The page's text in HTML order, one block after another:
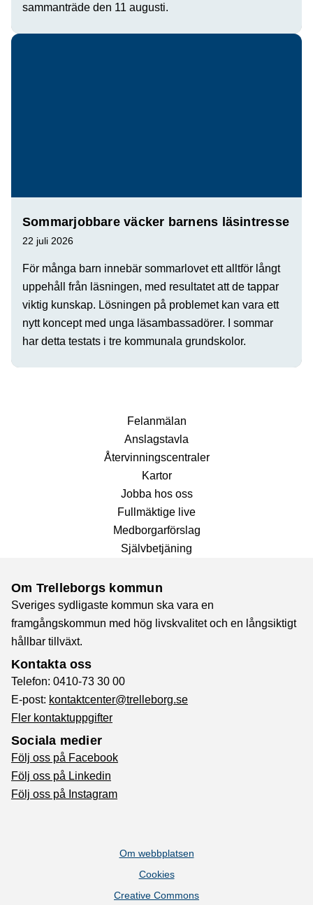
sammanträde den 11 augusti.
Sommarjobbare väcker barnens läsintresse
22 juli 2026
För många barn innebär sommarlovet ett alltför långt
uppehåll från läsningen, med resultatet att de tappar
viktig kunskap. Lösningen på problemet kan vara ett
nytt koncept med unga läsambassadörer. I sommar
har detta testats i tre kommunala grundskolor.
Fel­anmälan
Anslags­tavla
Återvinnings­centraler
Kartor
Jobba hos oss
Fullmäktige live
Medborgarförslag
Självbetjäning
Om Trelleborgs kommun
Sveriges sydligaste kommun ska vara en
framgångskommun med hög livskvalitet och en långsiktigt
hållbar tillväxt.
Kontakta oss
Telefon: 0410-73 30 00
E-post: kontaktcenter@trelleborg.se
Fler kontaktuppgifter
Sociala medier
Följ oss på Facebook
Följ oss på Linkedin
Följ oss på Instagram
Om webbplatsen
Cookies
Creative Commons